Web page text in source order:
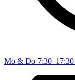
Mo & Do 7:30–17:30